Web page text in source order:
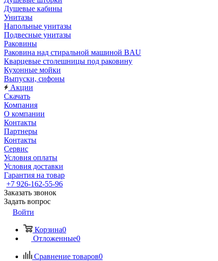
Душевые кабины
Унитазы
Напольные унитазы
Подвесные унитазы
Раковины
Раковина над стиральной машиной BAU
Кварцевые столешницы под раковину
Кухонные мойки
Выпуски, сифоны
Акции
Скачать
Компания
О компании
Контакты
Партнеры
Контакты
Сервис
Условия оплаты
Условия доставки
Гарантия на товар
+7 926-162-55-96
Заказать звонок
Задать вопрос
Войти
Корзина0
Отложенные0
Сравнение товаров0